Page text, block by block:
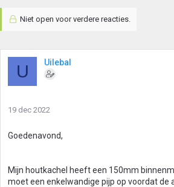
Niet open voor verdere reacties.
U Uilebal
19 dec 2022
Goedenavond,
Mijn houtkachel heeft een 150mm
moet een enkelwandige pijp op voordat de